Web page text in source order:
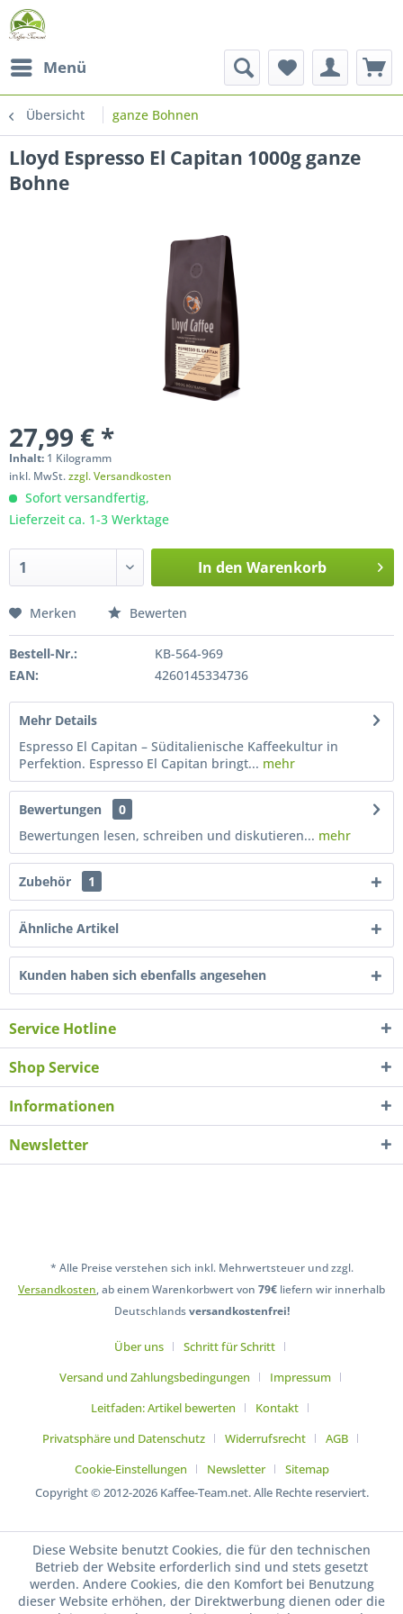
Menü
Übersicht ganze Bohnen
Lloyd Espresso El Capitan 1000g ganze
Bohne
27,99 € *
Inhalt: 1 Kilogramm
inkl. MwSt.zzgl. Versandkosten
Sofort versandfertig,
Lieferzeit ca. 1-3 Werktage
In den Warenkorb
Merken Bewerten
Bestell-Nr.:
KB-564-969
EAN:
4260145334736
Mehr Details
Espresso El Capitan – Süditalienische Kaffeekultur in
Perfektion. Espresso El Capitan bringt... mehr
Bewertungen
0
Bewertungen lesen, schreiben und diskutieren... mehr
Zubehör 1
Ähnliche Artikel
Kunden haben sich ebenfalls angesehen
Service Hotline
Shop Service
Informationen
Newsletter
* Alle Preise verstehen sich inkl. Mehrwertsteuer und zzgl.
Versandkosten, ab einem Warenkorbwert von 79€ liefern wir innerhalb
Deutschlandsversandkostenfrei!
Über uns
Schritt für Schritt
Versand und Zahlungsbedingungen
Impressum
Leitfaden: Artikel bewerten
Kontakt
Privatsphäre und Datenschutz
Widerrufsrecht
AGB
Cookie-Einstellungen
Newsletter
Sitemap
Copyright © 2012-2026 Kaffee-Team.net. Alle Rechte reserviert.
Diese Website benutzt Cookies, die für den technischen
Betrieb der Website erforderlich sind und stets gesetzt
werden. Andere Cookies, die den Komfort bei Benutzung
dieser Website erhöhen, der Direktwerbung dienen oder die